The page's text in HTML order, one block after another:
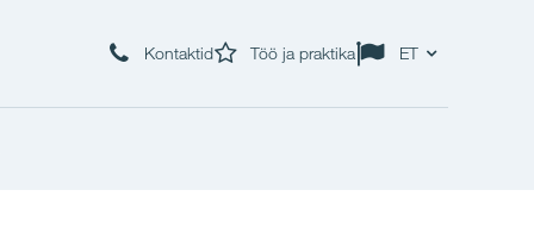
Kontaktid Töö ja praktika ET